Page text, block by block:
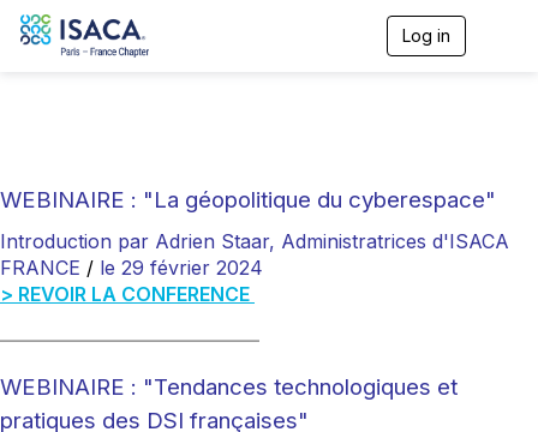
Log in
i
g
WEBINAIRE : "La géopolitique du cyberespace"
Introduction par Adrien Staar, Administratrices d'ISACA
FRANCE / le 29 février 2024
> REVOIR LA CONFERENCE
WEBINAIRE : "Tendances technologiques et
pratiques des DSI françaises"